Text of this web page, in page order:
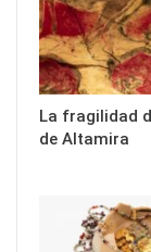
La fragilidad
de Altamira